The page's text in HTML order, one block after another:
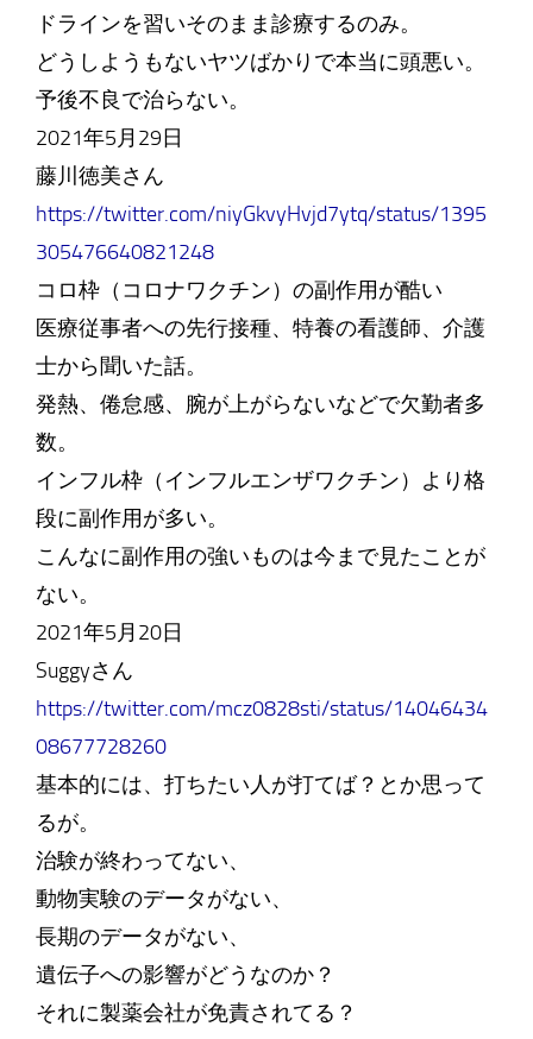
ドラインを習いそのまま診療するのみ。
どうしようもないヤツばかりで本当に頭悪い。
予後不良で治らない。
2021年5月29日
藤川徳美さん
https://twitter.com/niyGkvyHvjd7ytq/status/1395
305476640821248
コロ枠（コロナワクチン）の副作用が酷い
医療従事者への先行接種、特養の看護師、介護
士から聞いた話。
発熱、倦怠感、腕が上がらないなどで欠勤者多
数。
インフル枠（インフルエンザワクチン）より格
段に副作用が多い。
こんなに副作用の強いものは今まで見たことが
ない。
2021年5月20日
Suggyさん
https://twitter.com/mcz0828sti/status/14046434
08677728260
基本的には、打ちたい人が打てば？とか思って
るが。
治験が終わってない、
動物実験のデータがない、
長期のデータがない、
遺伝子への影響がどうなのか？
それに製薬会社が免責されてる？